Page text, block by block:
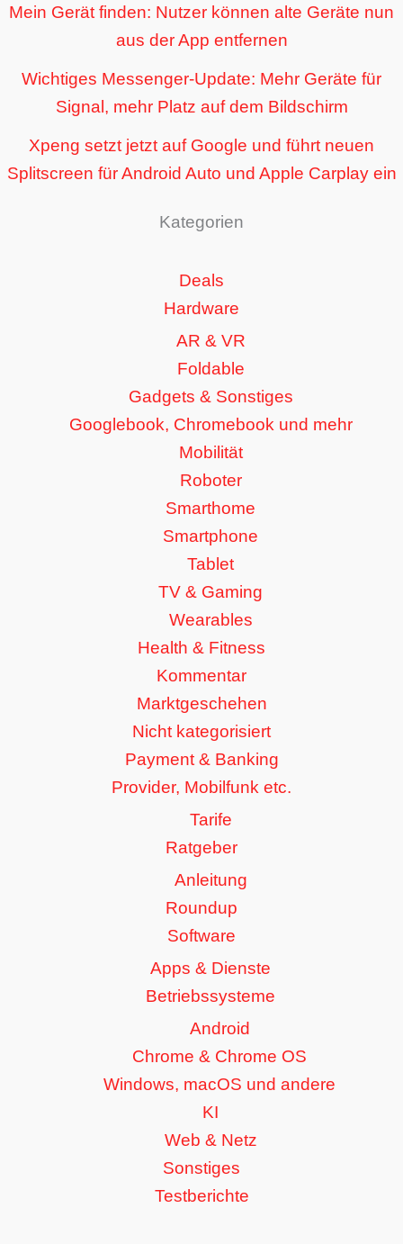
Mein Gerät finden: Nutzer können alte Geräte nun
aus der App entfernen
Wichtiges Messenger-Update: Mehr Geräte für
Signal, mehr Platz auf dem Bildschirm
Xpeng setzt jetzt auf Google und führt neuen
Splitscreen für Android Auto und Apple Carplay ein
Kategorien
Deals
Hardware
AR & VR
Foldable
Gadgets & Sonstiges
Googlebook, Chromebook und mehr
Mobilität
Roboter
Smarthome
Smartphone
Tablet
TV & Gaming
Wearables
Health & Fitness
Kommentar
Marktgeschehen
Nicht kategorisiert
Payment & Banking
Provider, Mobilfunk etc.
Tarife
Ratgeber
Anleitung
Roundup
Software
Apps & Dienste
Betriebssysteme
Android
Chrome & Chrome OS
Windows, macOS und andere
KI
Web & Netz
Sonstiges
Testberichte